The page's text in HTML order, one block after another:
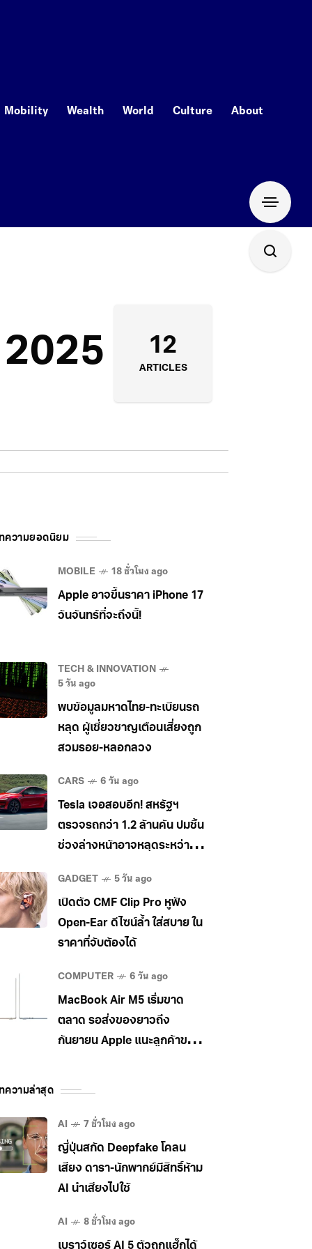
Mobility Wealth World Culture About
12
ARTICLES
ความยอดนิยม
MOBILE 18 ชั่วโมง ago
Apple อาจขึ้นราคา iPhone 17
วันจันทร์ที่จะถึงนี้!
TECH & INNOVATION
5 วัน ago
พบข้อมูลมหาดไทย-ทะเบียนรถ
หลุด ผู้เชี่ยวชาญเตือนเสี่ยงถูก
สวมรอย-หลอกลวง
CARS 6 วัน ago
Tesla เจอสอบอีก! สหรัฐฯ
ตรวจรถกว่า 1.2 ล้านคัน ปมชิ้น
ช่วงล่างหน้าอาจหลุดระหว่าง
GADGET 5 วัน ago
เปิดตัว CMF Clip Pro หูฟัง
Open-Ear ดีไซน์ล้ำ ใส่สบาย ใน
ราคาที่จับต้องได้
COMPUTER 6 วัน ago
MacBook Air M5 เริ่มขาด
ตลาด รอส่งของยาวถึง
กันยายน Apple แนะลูกค้าขยับ
ความล่าสุด
AI 7 ชั่วโมง ago
ญี่ปุ่นสกัด Deepfake โคลน
เสียง ดารา-นักพากย์มีสิทธิ์ห้าม
AI นำเสียงไปใช้
AI 8 ชั่วโมง ago
เบราว์เซอร์ AI 5 ตัวถูกแฮ็กได้